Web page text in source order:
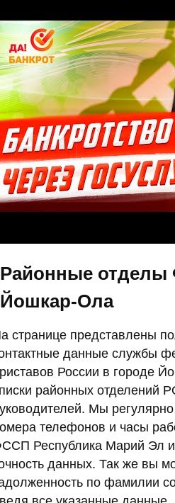
Районные
Йошкар-Ола
странице представлены
данные службы
России в городе
районных отделений
Мы
телефонов и часы
Республика Марий Эл и
данных. Так же вы
по фамилии